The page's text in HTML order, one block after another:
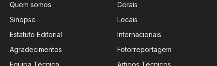
Quem somos
Sinopse
Estatuto Editorial
Agradecimentos
Gerais
Locais
Internacionais
Fotorreportagem